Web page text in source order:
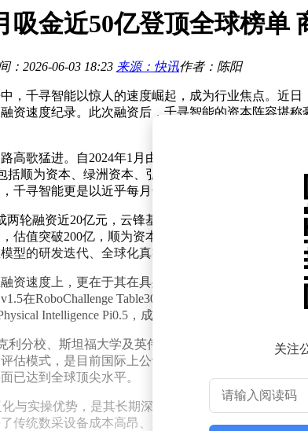
机器人“各显神通”，共赴产业新未来
筹，金梓才等多位基金经理积极布局
时激辩，AI商业落地账怎么算？
应大量内存芯片 价格合理缓解供应紧张
吸金近50亿登顶全球榜单
：2026-06-03 18:23 来源：快讯作者：陈阳
，千寻智能以惊人的速度崛起，成为行业焦点。近
资速度纪录。此次融资后，千寻智能的资本阵容堪
高歌猛进。自2024年1月由韩峰涛、高阳、郑灵茵
顺为资本、绿洲资本、弘晖基金等众多知名机构。
千寻智能更是以近乎每月一轮融资的速度吸引着资本
两轮融资近20亿元，云锋基金、某头部国资机构、
估值突破200亿，顺为资本、云锋基金联合领投，
型的研发迭代、全球化真实数据基础设施体系建设以
资速度上，更在于其在具身大模型领域的技术突破
在RoboChallenge Table30真机评测中超越美国标
Intelligence Pi0.5，成为中国首个登顶该榜单的具
利分校、斯坦福大学及英伟达等全球顶尖学术机构
估模式，是目前国际上公认极具含金量与行业长效
已达到全球顶尖水平。
化与实操优势，是其长期深耕、高频迭代的结果。在
传统数采设备成本高昂、穿戴繁琐、难以规模化部
关注